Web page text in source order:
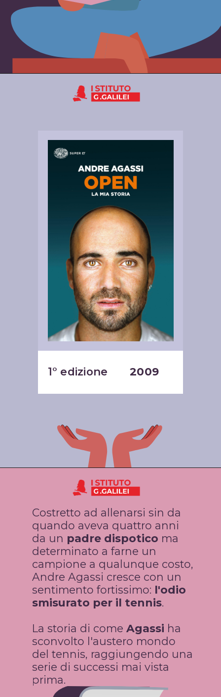
1° edizione 2009
Costretto ad allenarsi sin da
quando aveva quattro anni
da un padre dispotico ma
determinato a farne un
campione a qualunque costo,
Andre Agassi cresce con un
sentimento fortissimo: l'odio
smisurato per il tennis.
La storia di come Agassi ha
sconvolto l'austero mondo
del tennis, raggiungendo una
serie di successi mai vista
prima.